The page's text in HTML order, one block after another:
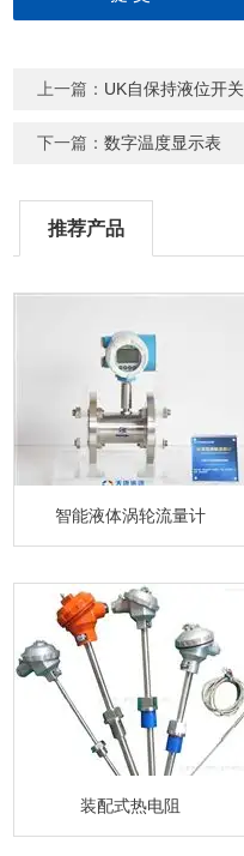
上一篇： UK自保持液位开关
下一篇：数字温度显示表
推荐产品
智能液体涡轮流量计
装配式热电阻